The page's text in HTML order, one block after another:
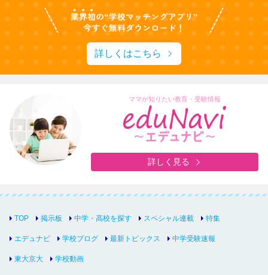
詳しくはこちら
ママが知りたい教育・受験情報
詳しく見る
TOP 掲示板 中学・高校を探す スペシャル連載 特集
エデュナビ 学校ブログ 最新トピックス 中学受験速報
東大京大 学校動画